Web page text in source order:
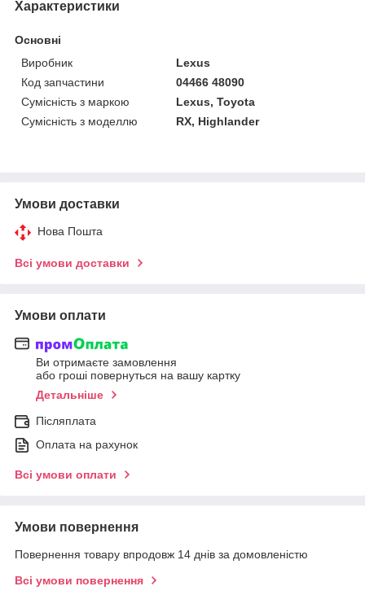
Характеристики
Основні
Виробник
Lexus
Код запчастини
04466 48090
Сумісність з маркою
Lexus, Toyota
Сумісність з моделлю
RX, Highlander
Умови доставки
Нова Пошта
Всі умови доставки
Умови оплати
Ви отримаєте замовлення
або гроші повернуться на вашу картку
Детальніше
Післяплата
Оплата на рахунок
Всі умови оплати
Умови повернення
Повернення товару впродовж 14 днів за домовленістю
Всі умови повернення